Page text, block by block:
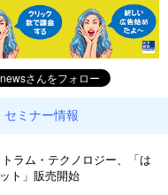
セミナー情報
トラム・テクノロジー、「は
ト」販売開始